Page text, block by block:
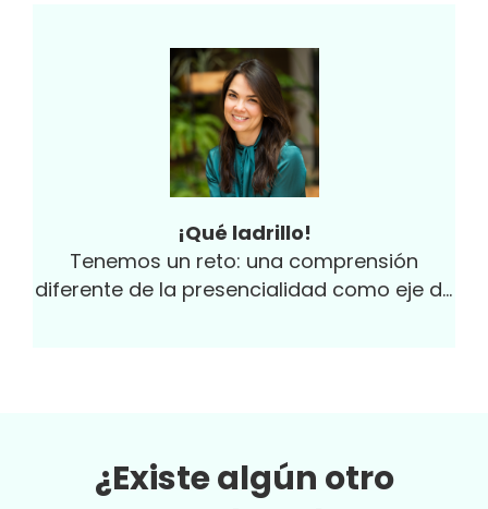
¡Qué ladrillo!
Tenemos un reto: una comprensión
diferente de la presencialidad como eje de
¿Existe algún otro